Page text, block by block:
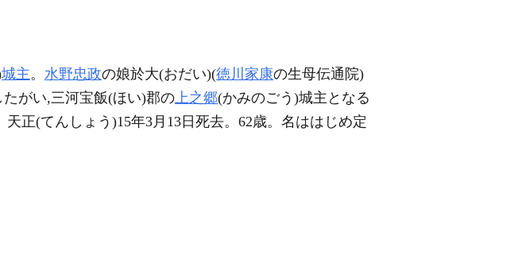
城主。 水野忠政の娘於大(おだい)(徳川家康の生母伝通院)
がい,三河宝飯(ほい)郡の上之郷(かみのごう)城主となる
天正(てんしょう)15年3月13日死去。62歳。名ははじめ定